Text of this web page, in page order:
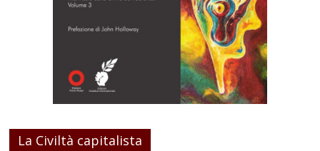
La Civiltà capitalista